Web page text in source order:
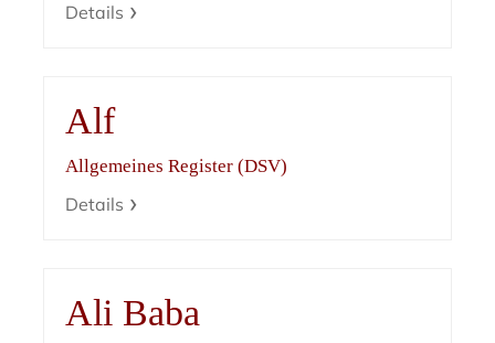
Details
Alf
Allgemeines Register (DSV)
Details
Ali Baba